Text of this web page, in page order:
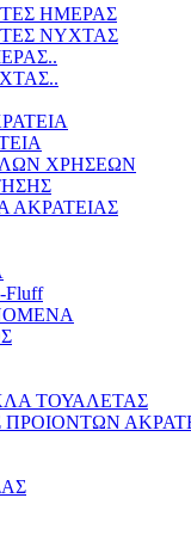
ΗΜΕΡΑΣ
ΝΥΧΤΑΣ
ΧΡΗΣΕΩΝ
ΑΚΡΑΤΕΙΑΣ
ΤΟΥΑΛΕΤΑΣ